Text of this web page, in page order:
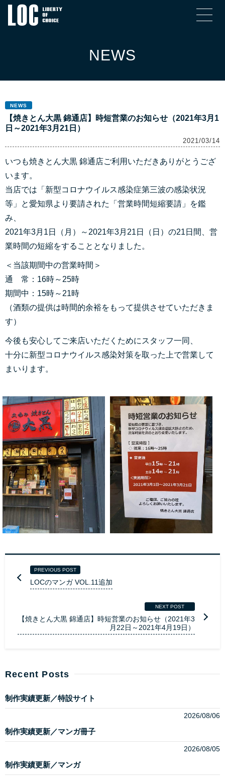
NEWS
NEWS
【焼きとん大黒 錦通店】時短営業のお知らせ（2021年3月1
日～2021年3月21日）
2021/03/14
いつも焼きとん大黒 錦通店ご利用いただきありがとうござ
います。
当店では「新型コロナウイルス感染症第三波の感染状況
等」と愛知県より要請された「営業時間短縮要請」を鑑
み、
2021年3月1日（月）～2021年3月21日（日）の21日間、営
業時間の短縮をすることとなりました。
＜当該期間中の営業時間＞
通 常：16時～25時
期間中：15時～21時
（酒類の提供は時間的余裕をもって提供させていただきま
す）
今後も安心してご来店いただくためにスタッフ一同、
十分に新型コロナウイルス感染対策を取った上で営業して
まいります。
PREVIOUS POST
LOCのマンガ VOL.11追加
NEXT POST
【焼きとん大黒 錦通店】時短営業のお知らせ（2021年3
月22日～2021年4月19日）
Recent Posts
制作実績更新／特設サイト
2026/08/06
制作実績更新／マンガ冊子
2026/08/05
制作実績更新／マンガ